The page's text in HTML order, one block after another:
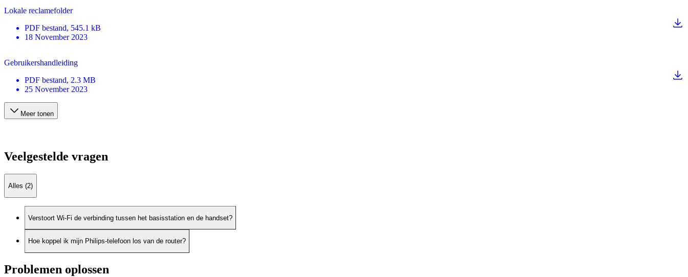
Lokale reclamefolder
PDF bestand, 545.1 kB
18 November 2023
Gebruikershandleiding
PDF bestand, 2.3 MB
25 November 2023
Meer tonen
Veelgestelde vragen
Alles (2)
Verstoort Wi-Fi de verbinding tussen het basisstation en de handset?
Hoe koppel ik mijn Philips-telefoon los van de router?
Problemen oplossen